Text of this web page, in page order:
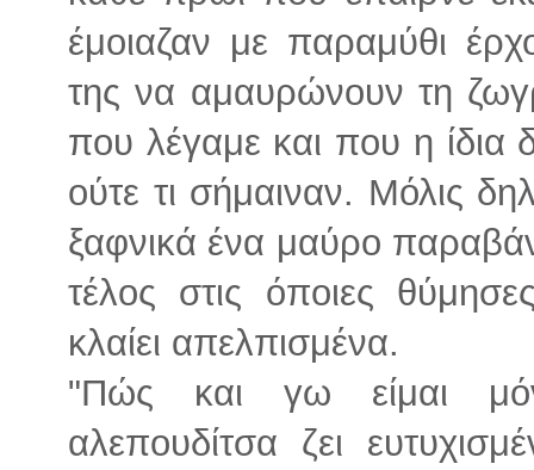
έμοιαζαν με παραμύθι
της να αμαυρώνουν τη
που λέγαμε και που η
ούτε τι σήμαιναν. Μόλις
ξαφνικά ένα μαύρο
τέλος στις όποιες
κλαίει απελπισμένα.
"Πώς και γω είμαι
αλεπουδίτσα ζει